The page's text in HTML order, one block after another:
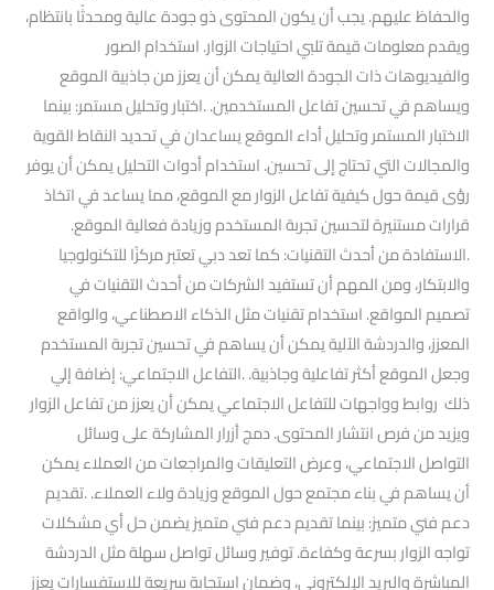
والحفاظ عليهم. يجب أن يكون المحتوى ذو جودة عالية ومحدثًا بانتظام،
ويقدم معلومات قيمة تلبي احتياجات الزوار. استخدام الصور
والفيديوهات ذات الجودة العالية يمكن أن يعزز من جاذبية الموقع
ويساهم في تحسين تفاعل المستخدمين. .اختبار وتحليل مستمر: بينما
الاختبار المستمر وتحليل أداء الموقع يساعدان في تحديد النقاط القوية
والمجالات التي تحتاج إلى تحسين. استخدام أدوات التحليل يمكن أن يوفر
رؤى قيمة حول كيفية تفاعل الزوار مع الموقع، مما يساعد في اتخاذ
قرارات مستنيرة لتحسين تجربة المستخدم وزيادة فعالية الموقع.
.الاستفادة من أحدث التقنيات: كما تعد دبي تعتبر مركزًا للتكنولوجيا
والابتكار، ومن المهم أن تستفيد الشركات من أحدث التقنيات في
تصميم المواقع. استخدام تقنيات مثل الذكاء الاصطناعي، والواقع
المعزز، والدردشة الآلية يمكن أن يساهم في تحسين تجربة المستخدم
وجعل الموقع أكثر تفاعلية وجاذبية. .التفاعل الاجتماعي: إضافة إلي
ذلك روابط وواجهات للتفاعل الاجتماعي يمكن أن يعزز من تفاعل الزوار
ويزيد من فرص انتشار المحتوى. دمج أزرار المشاركة على وسائل
التواصل الاجتماعي، وعرض التعليقات والمراجعات من العملاء يمكن
أن يساهم في بناء مجتمع حول الموقع وزيادة ولاء العملاء. .تقديم
دعم فني متميز: بينما تقديم دعم فني متميز يضمن حل أي مشكلات
تواجه الزوار بسرعة وكفاءة. توفير وسائل تواصل سهلة مثل الدردشة
المباشرة والبريد الإلكتروني، وضمان استجابة سريعة للاستفسارات يعزز